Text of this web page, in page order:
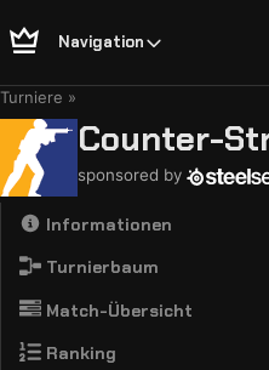
Navigation
Turniere
Counter-
sponsored by
Informationen
Turnierbaum
Match-Übersicht
Ranking